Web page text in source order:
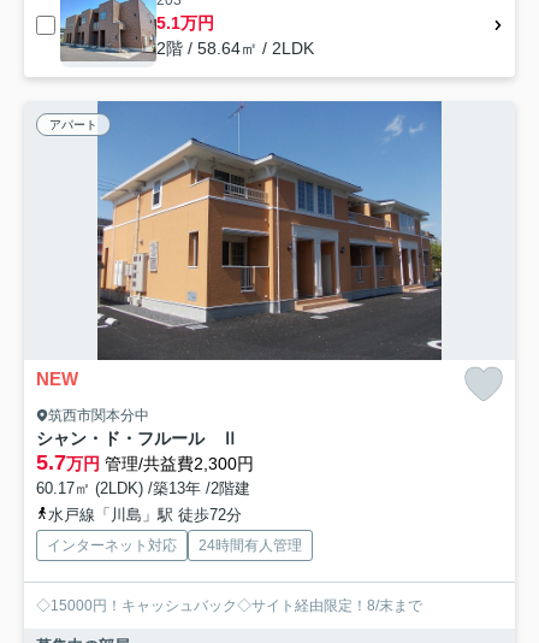
5.1万円
2階 / 58.64㎡ / 2LDK
アパート
NEW
筑西市関本分中
シャン・ド・フルール Ⅱ
5.7万円 管理/共益費2,300円
60.17㎡ (2LDK) /築13年 /2階建
水戸線「川島」駅 徒歩72分
インターネット対応 24時間有人管理
◇15000円！キャッシュバック◇サイト経由限定！8/末まで